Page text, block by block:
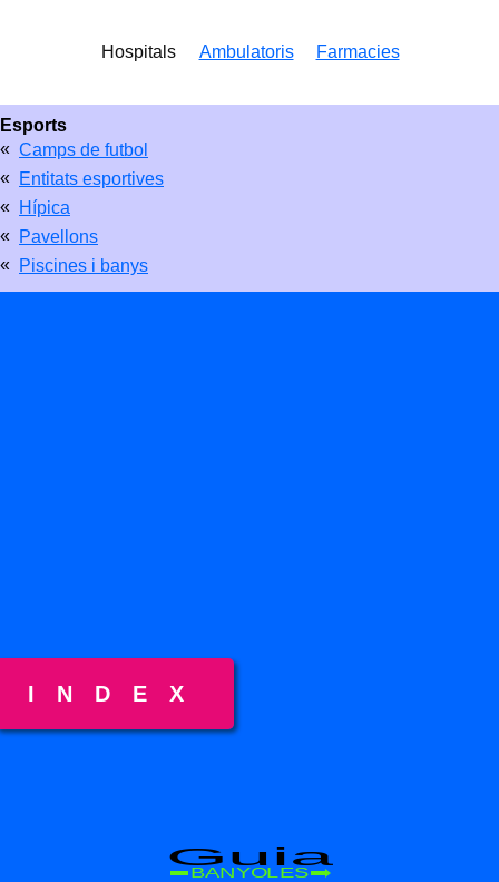
Hospitals Ambulatoris Farmacies
Esports
« Camps de futbol
« Entitats esportives
« Hípica
« Pavellons
« Piscines i banys
Guia
BANYOLES
INDEX